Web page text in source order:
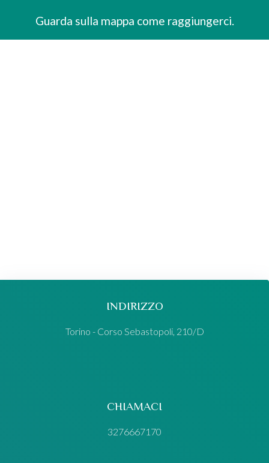
Guarda sulla mappa come raggiungerci.
INDIRIZZO
Torino - Corso Sebastopoli, 210/D
CHIAMACI
3276667170